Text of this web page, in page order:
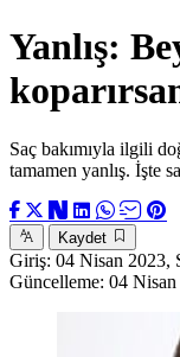
Yanlış:
Saç bakımıyla ilgili
tamamen yanlış. İşte
Kaydet
Giriş: 04 Nisan 2023,
Güncelleme: 04 Nisan